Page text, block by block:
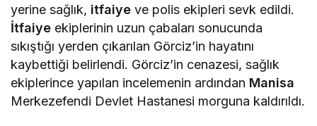
yerine sağlık, itfaiye ve polis ekipleri sevk edildi.
İtfaiye ekiplerinin uzun çabaları sonucunda
sıkıştığı yerden çıkarılan Görciz’in hayatını
kaybettiği belirlendi. Görciz’in cenazesi, sağlık
ekiplerince yapılan incelemenin ardından Manisa
Merkezefendi Devlet Hastanesi morguna kaldırıldı.